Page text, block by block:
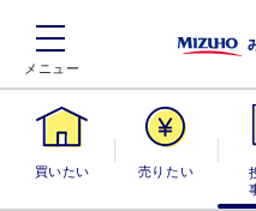
買いたい 売りたい
投